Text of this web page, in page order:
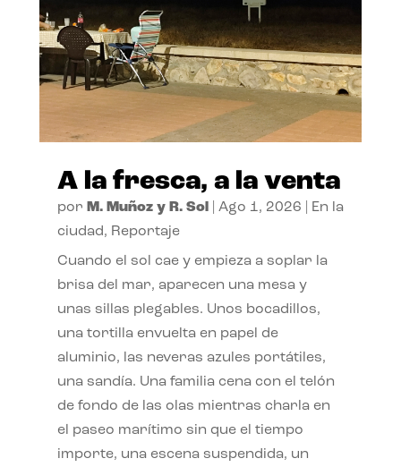
A la fresca, a la venta
por M. Muñoz y R. Sol Ago 1, 2026
En la
ciudad, Reportaje
Cuando el sol cae y empieza a soplar la
brisa del mar, aparecen una mesa y
unas sillas plegables. Unos bocadillos,
una tortilla envuelta en papel de
aluminio, las neveras azules portátiles,
una sandía. Una familia cena con el telón
de fondo de las olas mientras charla en
el paseo marítimo sin que el tiempo
importe, una escena suspendida, un